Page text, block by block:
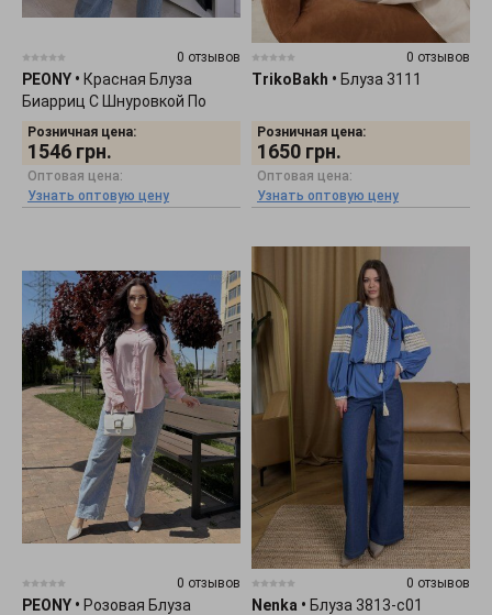
0 отзывов
PEONY • Красная Блуза
Биарриц С Шнуровкой По
Спине 1905262
Розничная цена:
1546 грн.
Оптовая цена:
Узнать оптовую цену
0 отзывов
TrikoBakh • Блуза 3111
Розничная цена:
1650 грн.
Оптовая цена:
Узнать оптовую цену
0 отзывов
PEONY • Розовая Блуза
0 отзывов
Nenka • Блуза 3813-c01